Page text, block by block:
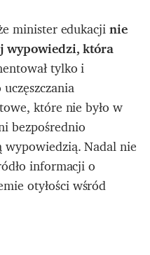
minister edukacjinie
wypowiedzi, która
tylko i
które nie było w
bezpośrednio
Nadal nie
informacji o
otyłości wśród